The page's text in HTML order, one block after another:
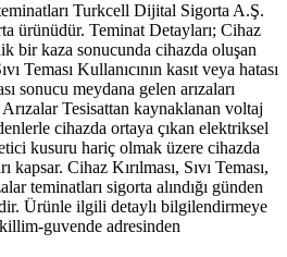
Turkcell Dijital Sigorta A.Ş.
ürünüdür. Teminat Detayları; Cihaz
bir kaza sonucunda cihazda oluşan
Teması Kullanıcının kasıt veya hatası
sonucu meydana gelen arızaları
Tesisattan kaynaklanan voltaj
cihazda ortaya çıkan elektriksel
kusuru hariç olmak üzere cihazda
kapsar. Cihaz Kırılması, Sıvı Teması,
teminatları sigorta alındığı günden
Ürünle ilgili detaylı bilgilendirmeye
guvende adresinden